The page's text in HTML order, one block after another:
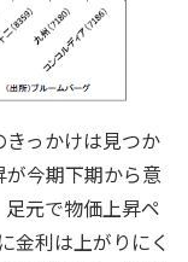
っかけは見つか
今期下期から意
元で物価上昇ペ
金利は上がりにく